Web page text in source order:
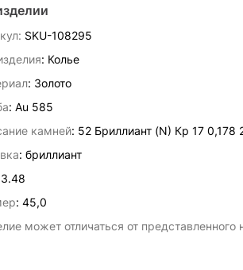
SKU-108295
: Колье
: Золото
: Au 585
камней: 52 Бриллиант (N) Кр 17 0,178
: бриллиант
3.48
: 45,0
может отличаться от представленного